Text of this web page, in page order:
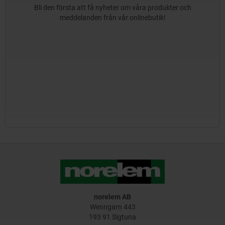
Bli den första att få nyheter om våra produkter och
meddelanden från vår onlinebutik!
norelem AB
Wenngarn 443
193 91 Sigtuna